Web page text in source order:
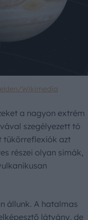
Wikimedia
a nagyon extrém
szegélyezett tó
tükörreflexiók azt
részei olyan simák,
állunk. A hatalmas
látvány, de